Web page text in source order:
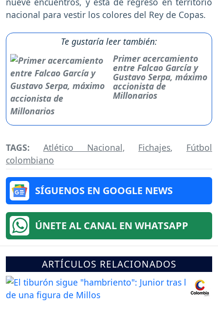
nacional para vestir los colores del Rey de Copas.
Te gustaría leer también:
Primer acercamiento
entre Falcao García y
Gustavo Serpa, máximo
accionista de
Millonarios
TAGS: Atlético Nacional, Fichajes, Fútbol
colombiano
SÍGUENOS EN GOOGLE NEWS
ÚNETE AL CANAL EN WHATSAPP
ARTÍCULOS RELACIONADOS